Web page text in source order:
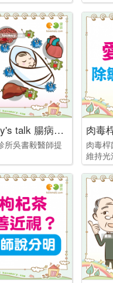
新生兒腸病毒重症症狀｜Baby's talk 腸病毒篇2
所吳書毅醫師提
肉毒
維持